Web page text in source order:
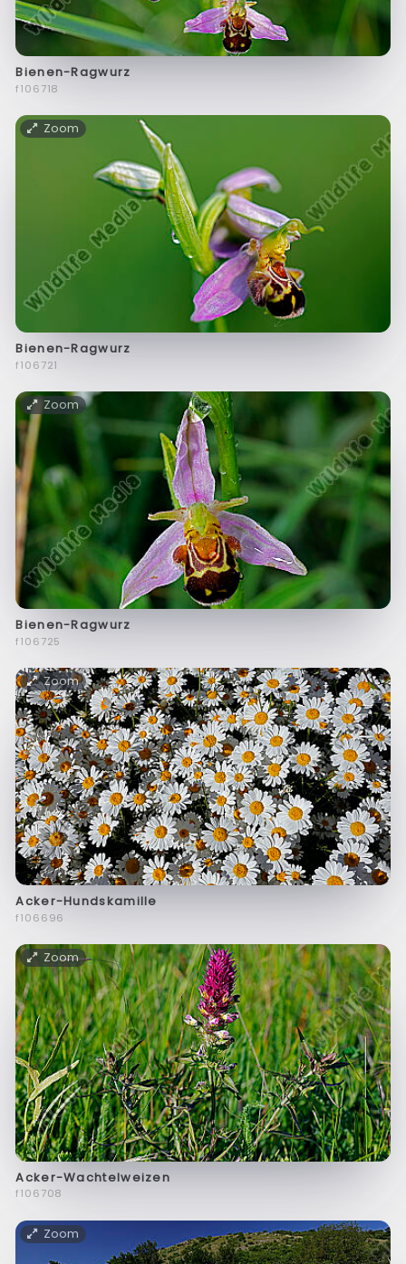
Bienen-Ragwurz
f106718
Zoom
Bienen-Ragwurz
f106721
Zoom
Bienen-Ragwurz
f106725
Zoom
Acker-Hundskamille
f106696
Zoom
Acker-Wachtelweizen
f106708
Zoom